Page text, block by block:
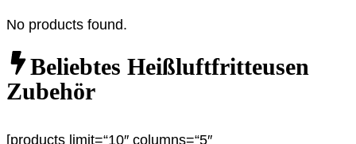
No products found.
Beliebtes Heißluftfritteusen
Zubehör
[products limit=“10″ columns=“5″